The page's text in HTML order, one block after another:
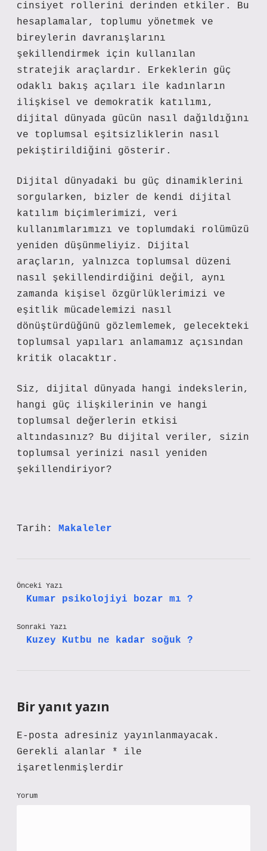
cinsiyet rollerini derinden etkiler. Bu
hesaplamalar, toplumu yönetmek ve
bireylerin davranışlarını
şekillendirmek için kullanılan
stratejik araçlardır. Erkeklerin güç
odaklı bakış açıları ile kadınların
ilişkisel ve demokratik katılımı,
dijital dünyada gücün nasıl dağıldığını
ve toplumsal eşitsizliklerin nasıl
pekiştirildiğini gösterir.
Dijital dünyadaki bu güç dinamiklerini
sorgularken, bizler de kendi dijital
katılım biçimlerimizi, veri
kullanımlarımızı ve toplumdaki rolümüzü
yeniden düşünmeliyiz. Dijital
araçların, yalnızca toplumsal düzeni
nasıl şekillendirdiğini değil, aynı
zamanda kişisel özgürlüklerimizi ve
eşitlik mücadelemizi nasıl
dönüştürdüğünü gözlemlemek, gelecekteki
toplumsal yapıları anlamamız açısından
kritik olacaktır.
Siz, dijital dünyada hangi indekslerin,
hangi güç ilişkilerinin ve hangi
toplumsal değerlerin etkisi
altındasınız? Bu dijital veriler, sizin
toplumsal yerinizi nasıl yeniden
şekillendiriyor?
Tarih: Makaleler
Önceki Yazı
Kumar psikolojiyi bozar mı ?
Sonraki Yazı
Kuzey Kutbu ne kadar soğuk ?
Bir yanıt yazın
E-posta adresiniz yayınlanmayacak.
Gerekli alanlar
*
ile
işaretlenmişlerdir
Yorum